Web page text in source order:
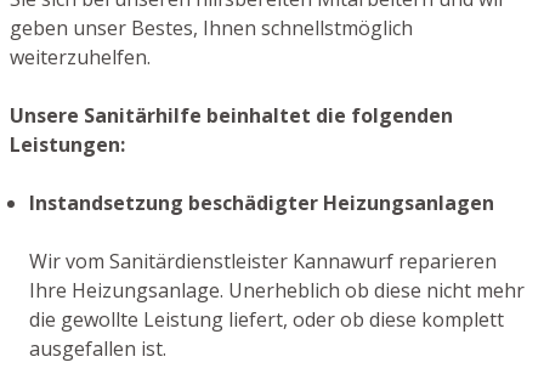
geben unser Bestes, Ihnen schnellstmöglich
weiterzuhelfen.
Unsere Sanitärhilfe beinhaltet die folgenden
Leistungen:
Instandsetzung beschädigter Heizungsanlagen
Wir vom Sanitärdienstleister Kannawurf reparieren
Ihre Heizungsanlage. Unerheblich ob diese nicht mehr
die gewollte Leistung liefert, oder ob diese komplett
ausgefallen ist.